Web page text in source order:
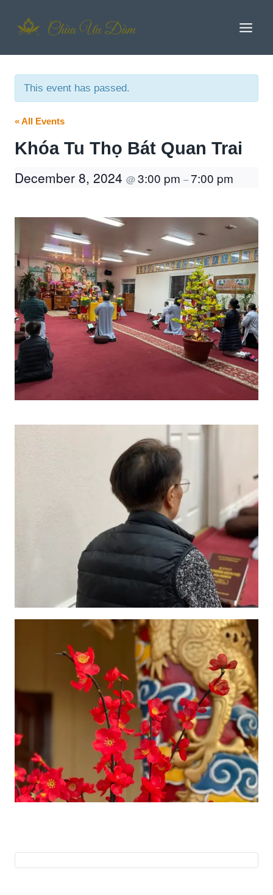
This event has passed.
« All Events
Khóa Tu Thọ Bát Quan Trai
December 8, 2024 @3:00 pm –7:00 pm